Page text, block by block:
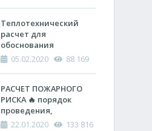
тушению пожара и
проведению
аварийно-
спасательных работ
Теплотехнический
расчет ​для
обоснования
противопожарных
05.02.2020 88 169
РАСЧЕТ ПОЖАРНОГО
РИСКА 🔥 порядок
проведения,
оформления и
22.01.2020 133 816